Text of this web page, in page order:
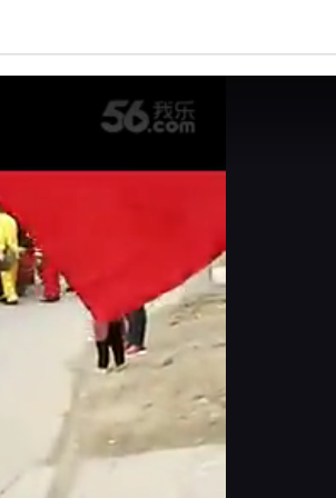
亮度
饱和度